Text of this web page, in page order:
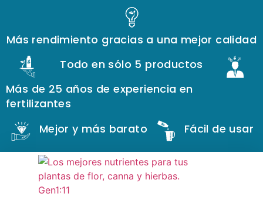
Más rendimiento gracias a una mejor calidad
Todo en sólo 5 productos
Más de 25 años de experiencia en
fertilizantes
Mejor y más barato
Fácil de usar